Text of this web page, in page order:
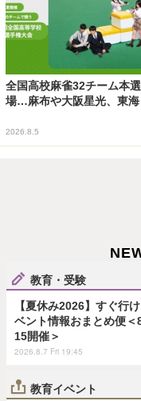
全国高校麻雀32チーム本
場…麻布や大阪星光、東海
2026.8.5
教育・受験
【夏休み2026】すぐ行
ベント情報おまとめ便＜
15開催＞
2026.8.7 Fri 19:45
教育イベント